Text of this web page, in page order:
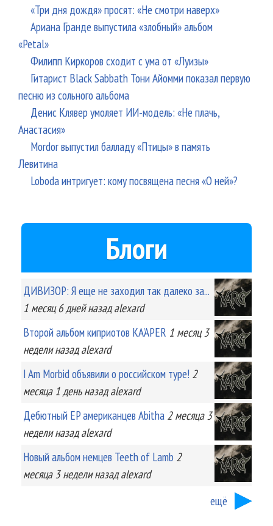
«Три дня дождя» просят: «Не смотри наверх»
Ариана Гранде выпустила «злобный» альбом
«Petal»
Филипп Киркоров сходит с ума от «Луизы»
Гитарист Black Sabbath Тони Айомми показал первую
песню из сольного альбома
Денис Клявер умоляет ИИ-модель: «Не плачь,
Анастасия»
Mordor выпустил балладу «Птицы» в память
Левитина
Loboda интригует: кому посвящена песня «О ней»?
Блоги
ДИВИЗОР: Я еще не заходил так далеко за...
1 месяц 6 днейназад alexard
Второй альбом киприотов KA'APER 1 месяц 3
неделиназад alexard
I Am Morbid объявили о российском туре! 2
месяца 1 деньназад alexard
Дебютный EP американцев Abitha 2 месяца 3
неделиназад alexard
Новый альбом немцев Teeth of Lamb 2
месяца 3 неделиназад alexard
ещё